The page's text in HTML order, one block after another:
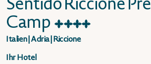
Camp ★★★★
Italien|Adria|Riccione
Ihr Hotel